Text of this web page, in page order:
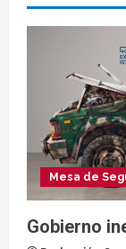
Mesa de
Gobierno